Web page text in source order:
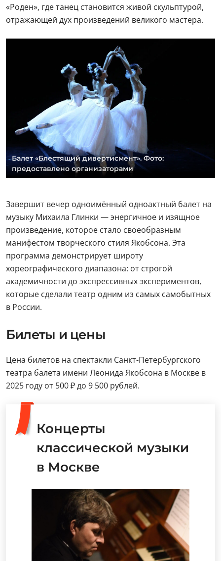
«Роден», где танец становится живой скульптурой,
отражающей дух произведений великого мастера.
Балет «Блестящий дивертисмент». Фото:
предоставлено организаторами
Завершит вечер одноимённый одноактный балет на
музыку Михаила Глинки — энергичное и изящное
произведение, которое стало своеобразным
манифестом творческого стиля Якобсона. Эта
программа демонстрирует широту
хореографического диапазона: от строгой
академичности до экспрессивных экспериментов,
которые сделали театр одним из самых самобытных
в России.
Билеты и цены
Цена билетов на спектакли Санкт-Петербургского
театра балета имени Леонида Якобсона в Москве в
2025 году от 500 ₽ до 9 500 рублей.
Концерты
классической музыки
в Москве